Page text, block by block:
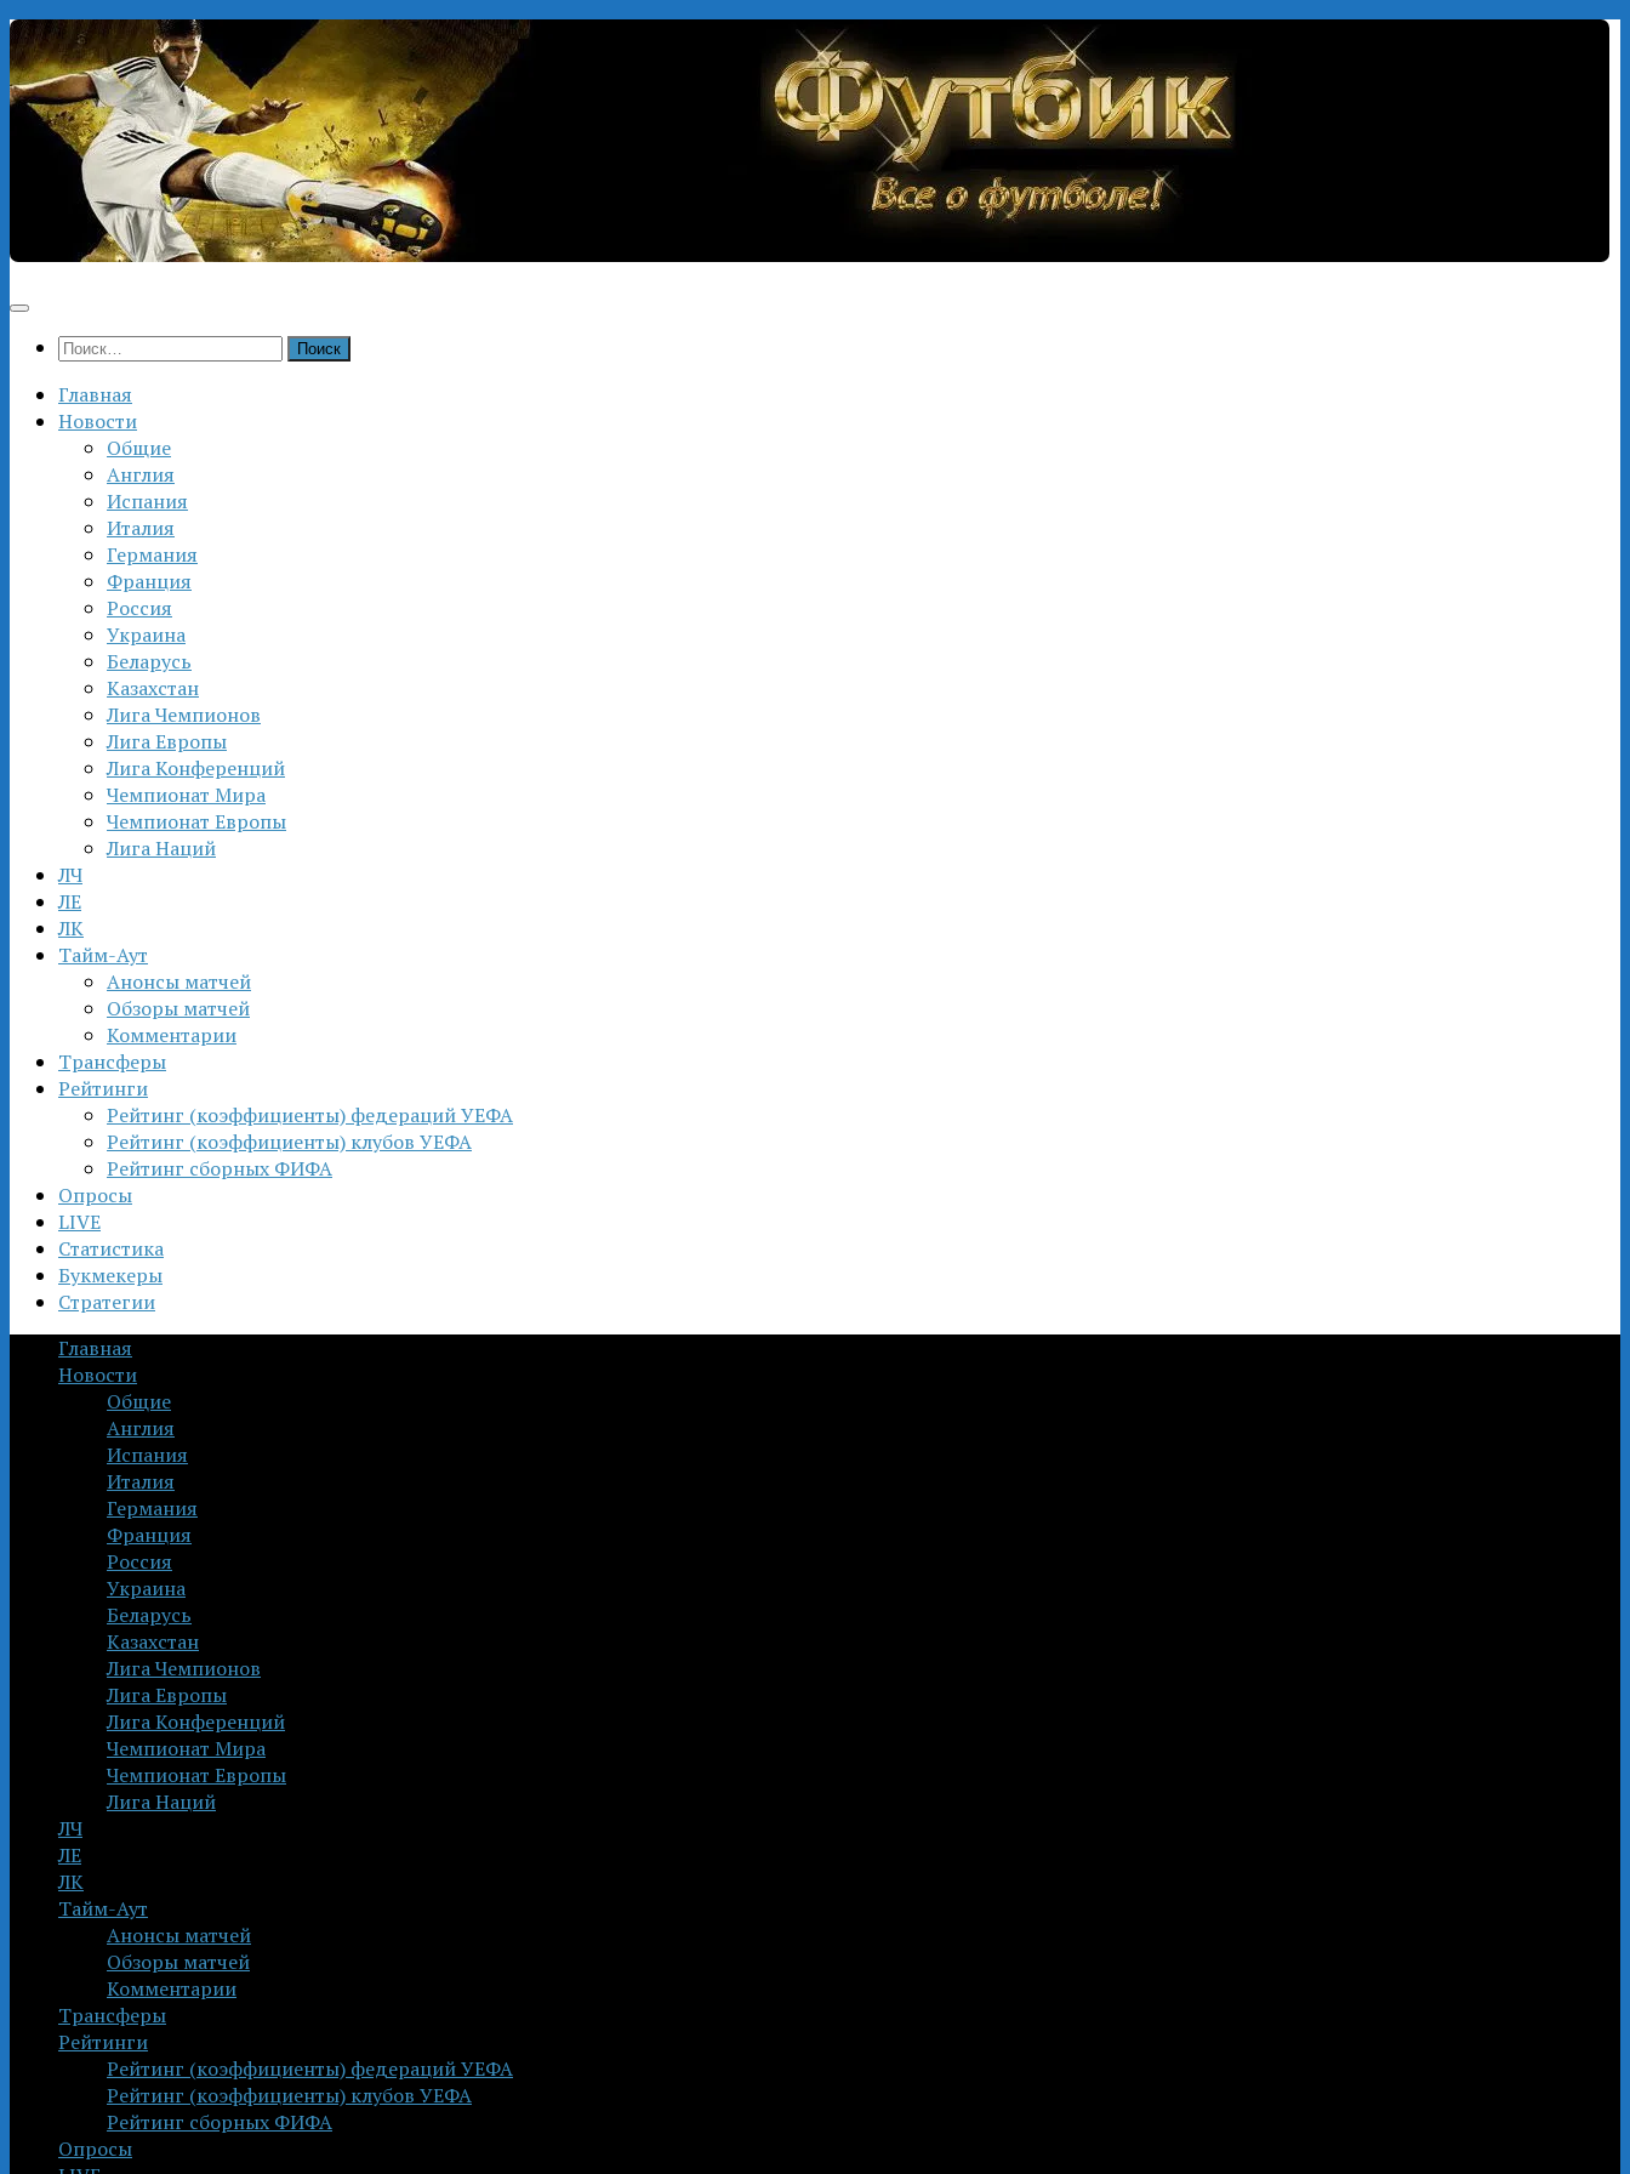
Перейти
к
содержимому
Найти:
Главная
Новости
Общие
Англия
Испания
Италия
Германия
Франция
Россия
Украина
Беларусь
Казахстан
Лига Чемпионов
Лига Европы
Лига Конференций
Чемпионат Мира
Чемпионат Европы
Лига Наций
ЛЧ
ЛЕ
ЛК
Тайм-Аут
Анонсы матчей
Обзоры матчей
Комментарии
Трансферы
Рейтинги
Рейтинг (коэффициенты) федераций УЕФА
Рейтинг (коэффициенты) клубов УЕФА
Рейтинг сборных ФИФА
Опросы
LIVE
Статистика
Букмекеры
Стратегии
Главная
Новости
Общие
Англия
Испания
Италия
Германия
Франция
Россия
Украина
Беларусь
Казахстан
Лига Чемпионов
Лига Европы
Лига Конференций
Чемпионат Мира
Чемпионат Европы
Лига Наций
ЛЧ
ЛЕ
ЛК
Тайм-Аут
Анонсы матчей
Обзоры матчей
Комментарии
Трансферы
Рейтинги
Рейтинг (коэффициенты) федераций УЕФА
Рейтинг (коэффициенты) клубов УЕФА
Рейтинг сборных ФИФА
Опросы